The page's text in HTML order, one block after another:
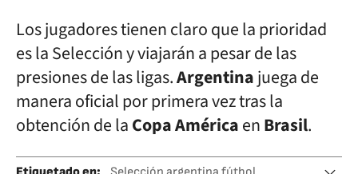
Los jugadores tienen claro que la prioridad
es la Selección y viajarán a pesar de las
presiones de las ligas.Argentinajuega de
manera oficial por primera vez tras la
obtención de laCopaAméricaenBrasil.